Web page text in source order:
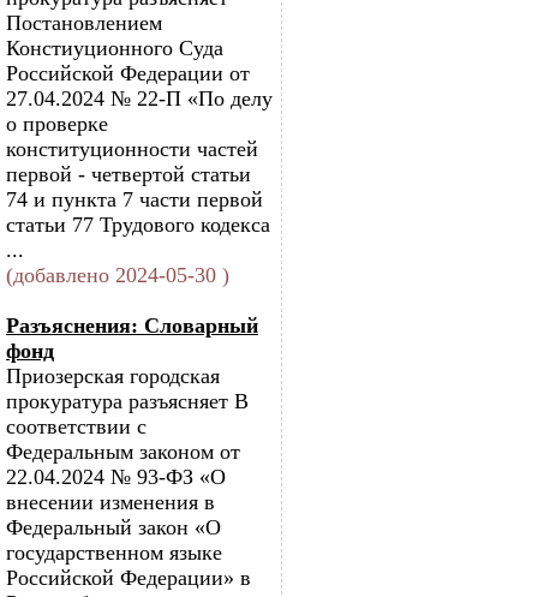
Постановлением
Констиуционного Суда
Российской Федерации от
27.04.2024 № 22-П «По делу
о проверке
конституционности частей
первой - четвертой статьи
74 и пункта 7 части первой
статьи 77 Трудового кодекса
...
(добавлено 2024-05-30 )
Разъяснения: Словарный
фонд
Приозерская городская
прокуратура разъясняет В
соответствии с
Федеральным законом от
22.04.2024 № 93-ФЗ «О
внесении изменения в
Федеральный закон «О
государственном языке
Российской Федерации» в